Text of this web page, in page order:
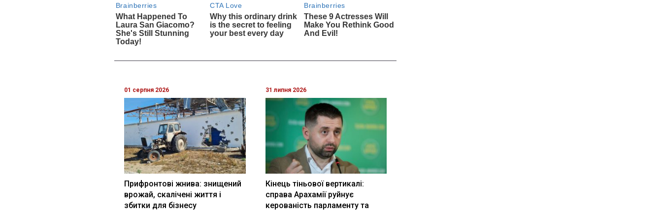
01 серпня 2026
Прифронтові жнива: знищений
врожай, скалічені життя і
збитки для бізнесу
31 липня 2026
Кінець тіньової вертикалі:
справа Арахамії руйнує
керованість парламенту та